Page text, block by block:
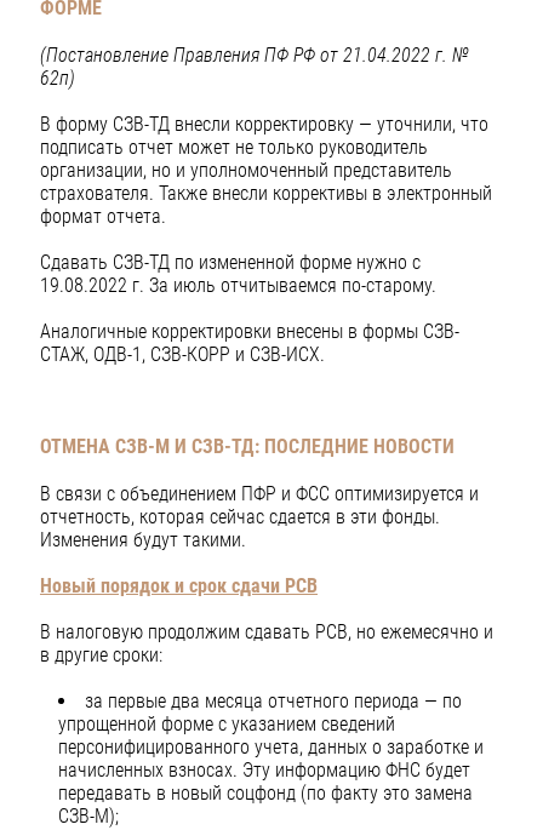
ФОРМЕ
(Постановление Правления ПФ РФ от 21.04.2022 г. №
62п)
В форму СЗВ-ТД внесли корректировку — уточнили, что
подписать отчет может не только руководитель
организации, но и уполномоченный представитель
страхователя. Также внесли коррективы в электронный
формат отчета.
Сдавать СЗВ-ТД по измененной форме нужно с
19.08.2022 г. За июль отчитываемся по-старому.
Аналогичные корректировки внесены в формы СЗВ-
СТАЖ, ОДВ-1, СЗВ-КОРР и СЗВ-ИСХ.
ОТМЕНА СЗВ-М И СЗВ-ТД: ПОСЛЕДНИЕ НОВОСТИ
В связи с объединением ПФР и ФСС оптимизируется и
отчетность, которая сейчас сдается в эти фонды.
Изменения будут такими.
Новый порядок и срок сдачи РСВ
В налоговую продолжим сдавать РСВ, но ежемесячно и
в другие сроки:
за первые два месяца отчетного периода — по
упрощенной форме с указанием сведений
персонифицированного учета, данных о заработке и
начисленных взносах. Эту информацию ФНС будет
передавать в новый соцфонд (по факту это замена
СЗВ-М);